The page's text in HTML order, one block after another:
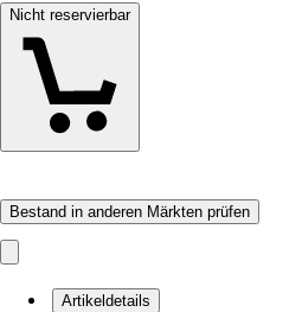
Nicht reservierbar
Bestand in anderen Märkten prüfen
Artikeldetails